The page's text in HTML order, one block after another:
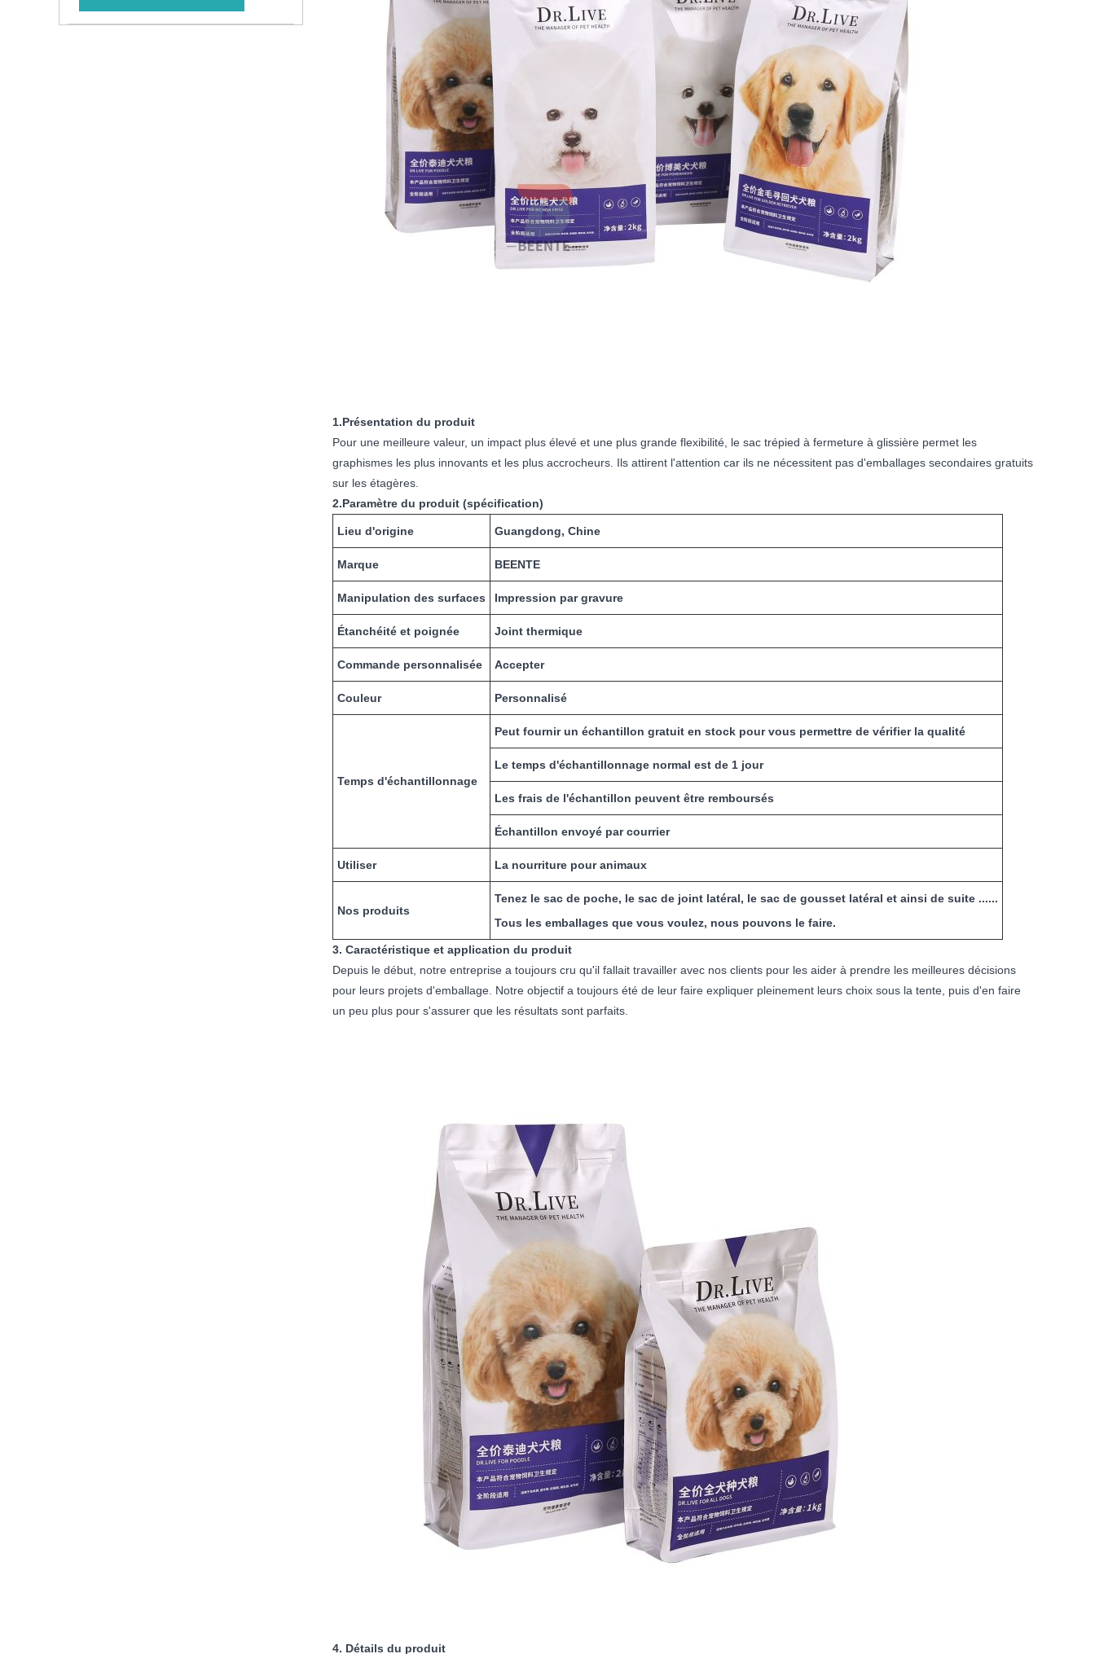
1.Présentation du produit
Pour une meilleure valeur, un impact plus élevé et une plus grande flexibilité, le sac trépied à fermeture à glissière permet les
graphismes les plus innovants et les plus accrocheurs. Ils attirent l'attention car ils ne nécessitent pas d'emballages secondaires gratuits
sur les étagères.
2.Paramètre du produit (spécification)
Lieu d'origine Guangdong, Chine
Marque BEENTE
Manipulation des surfaces Impression par gravure
Étanchéité et poignée Joint thermique
Commande personnalisée Accepter
Couleur Personnalisé
Temps d'échantillonnage
Peut fournir un échantillon gratuit en stock pour vous permettre de vérifier la qualité
Le temps d'échantillonnage normal est de 1 jour
Les frais de l'échantillon peuvent être remboursés
Échantillon envoyé par courrier
Utiliser La nourriture pour animaux
Nos produits
Tenez le sac de poche, le sac de joint latéral, le sac de gousset latéral et ainsi de suite ......
Tous les emballages que vous voulez, nous pouvons le faire.
3. Caractéristique et application du produit
Depuis le début, notre entreprise a toujours cru qu'il fallait travailler avec nos clients pour les aider à prendre les meilleures décisions
pour leurs projets d'emballage. Notre objectif a toujours été de leur faire expliquer pleinement leurs choix sous la tente, puis d'en faire
un peu plus pour s'assurer que les résultats sont parfaits.
4. Détails du produit